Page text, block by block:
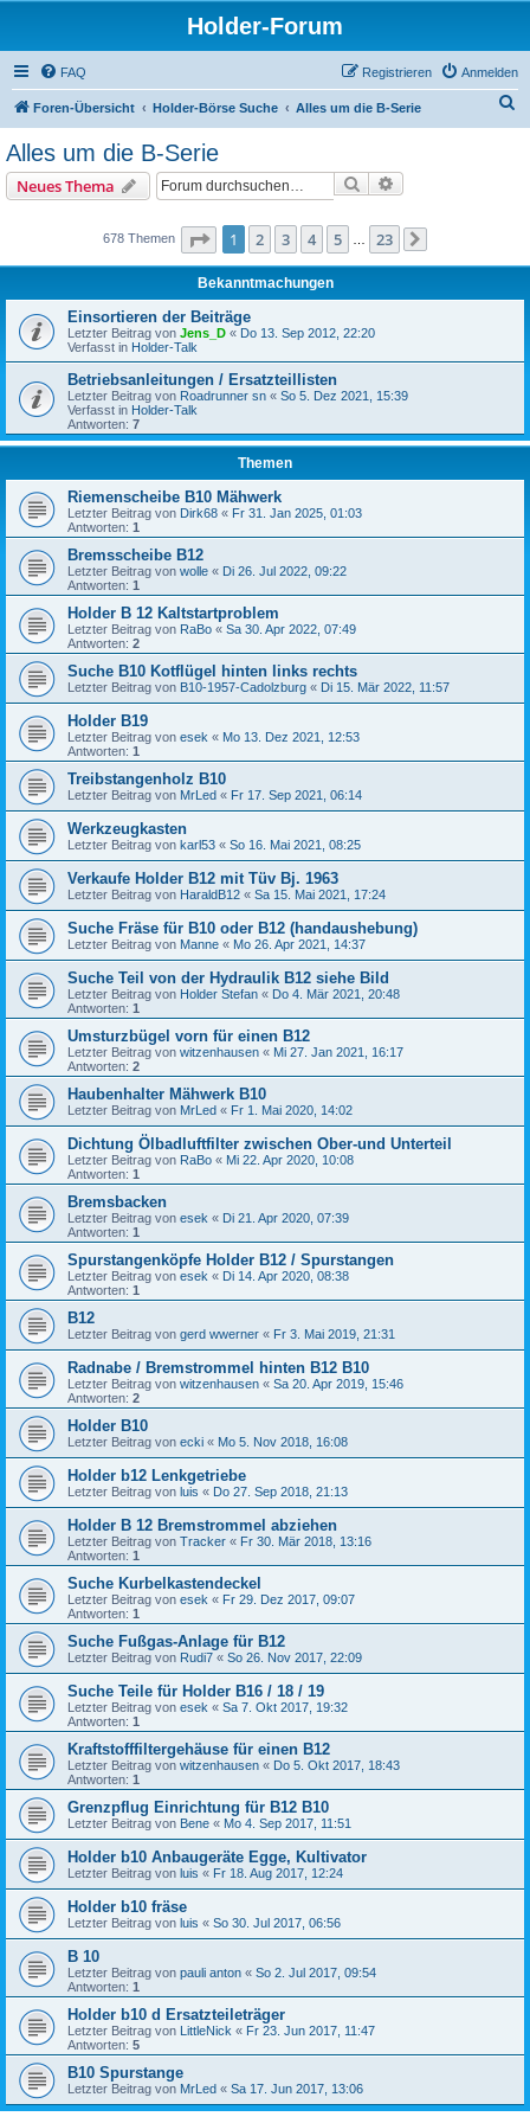
Holder-Forum
FAQ Anmelden
Registrieren
Foren-Übersicht Holder-Börse Suche Alles um die B-Serie
Alles um die B-Serie
Neues Thema Suche
678 Themen Seite 1von 23
1 2 3 4 5 23
Bekanntmachungen
Einsortieren der Beiträge
Letzter Beitrag von Jens_D « Do 13. Sep 2012, 22:20
Verfasst in Holder-Talk
Betriebsanleitungen / Ersatzteillisten
Letzter Beitrag von Roadrunner sn « So 5. Dez 2021, 15:39
Verfasst in Holder-Talk
Antworten: 7
Themen
Riemenscheibe B10 Mähwerk
Letzter Beitrag von Dirk68 « Fr 31. Jan 2025, 01:03
Antworten: 1
Bremsscheibe B12
Letzter Beitrag von wolle « Di 26. Jul 2022, 09:22
Antworten: 1
Holder B 12 Kaltstartproblem
Letzter Beitrag von RaBo « Sa 30. Apr 2022, 07:49
Antworten: 2
Suche B10 Kotflügel hinten links rechts
Letzter Beitrag von B10-1957-Cadolzburg « Di 15. Mär 2022, 11:57
Holder B19
Letzter Beitrag von esek « Mo 13. Dez 2021, 12:53
Antworten: 1
Treibstangenholz B10
Letzter Beitrag von MrLed « Fr 17. Sep 2021, 06:14
Werkzeugkasten
Letzter Beitrag von karl53 « So 16. Mai 2021, 08:25
Verkaufe Holder B12 mit Tüv Bj. 1963
Letzter Beitrag von HaraldB12 « Sa 15. Mai 2021, 17:24
Suche Fräse für B10 oder B12 (handaushebung)
Letzter Beitrag von Manne « Mo 26. Apr 2021, 14:37
Suche Teil von der Hydraulik B12 siehe Bild
Letzter Beitrag von Holder Stefan « Do 4. Mär 2021, 20:48
Antworten: 1
Umsturzbügel vorn für einen B12
Letzter Beitrag von witzenhausen « Mi 27. Jan 2021, 16:17
Antworten: 2
Haubenhalter Mähwerk B10
Letzter Beitrag von MrLed « Fr 1. Mai 2020, 14:02
Dichtung Ölbadluftfilter zwischen Ober-und Unterteil
Letzter Beitrag von RaBo « Mi 22. Apr 2020, 10:08
Antworten: 1
Bremsbacken
Letzter Beitrag von esek « Di 21. Apr 2020, 07:39
Antworten: 1
Spurstangenköpfe Holder B12 / Spurstangen
Letzter Beitrag von esek « Di 14. Apr 2020, 08:38
Antworten: 1
B12
Letzter Beitrag von gerd wwerner « Fr 3. Mai 2019, 21:31
Radnabe / Bremstrommel hinten B12 B10
Letzter Beitrag von witzenhausen « Sa 20. Apr 2019, 15:46
Antworten: 2
Holder B10
Letzter Beitrag von ecki « Mo 5. Nov 2018, 16:08
Holder b12 Lenkgetriebe
Letzter Beitrag von luis « Do 27. Sep 2018, 21:13
Holder B 12 Bremstrommel abziehen
Letzter Beitrag von Tracker « Fr 30. Mär 2018, 13:16
Antworten: 1
Suche Kurbelkastendeckel
Letzter Beitrag von esek « Fr 29. Dez 2017, 09:07
Antworten: 1
Suche Fußgas-Anlage für B12
Letzter Beitrag von Rudi7 « So 26. Nov 2017, 22:09
Suche Teile für Holder B16 / 18 / 19
Letzter Beitrag von esek « Sa 7. Okt 2017, 19:32
Antworten: 1
Kraftstofffiltergehäuse für einen B12
Letzter Beitrag von witzenhausen « Do 5. Okt 2017, 18:43
Antworten: 1
Grenzpflug Einrichtung für B12 B10
Letzter Beitrag von Bene « Mo 4. Sep 2017, 11:51
Holder b10 Anbaugeräte Egge, Kultivator
Letzter Beitrag von luis « Fr 18. Aug 2017, 12:24
Holder b10 fräse
Letzter Beitrag von luis « So 30. Jul 2017, 06:56
B 10
Letzter Beitrag von pauli anton « So 2. Jul 2017, 09:54
Antworten: 1
Holder b10 d Ersatzteileträger
Letzter Beitrag von LittleNick « Fr 23. Jun 2017, 11:47
Antworten: 5
B10 Spurstange
Letzter Beitrag von MrLed « Sa 17. Jun 2017, 13:06